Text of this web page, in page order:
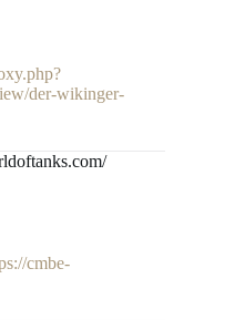
der-wikinger-
cmbe-